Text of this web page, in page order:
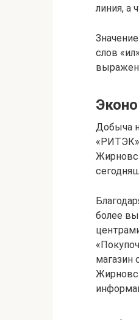
линия, а
слов
Добыча
более
магазин